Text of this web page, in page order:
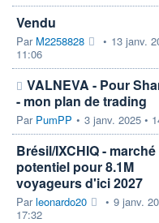
Vendu
Par M2258828 • 13 janv.
11:06
VALNEVA - Pour
- mon plan de trading
Par PumPP • 3 janv. 2025 •
Brésil/IXCHIQ - marché
potentiel pour 8.1M
voyageurs d'ici 2027
Parleonardo20 • 9 janv.
17:32